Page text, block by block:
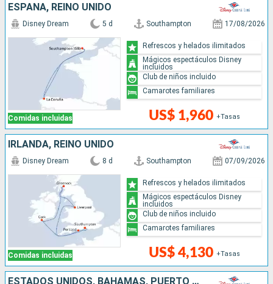
ESPAÑA, REINO UNIDO
Comidas incluidas
Disney Dream 5 d Southampton 17/08/2026
US$ 1,960 +Tasas
Refrescos y helados ilimitados
Mágicos espectáculos Disney
incluidos
Club de niños incluido
Camarotes familiares
IRLANDA, REINO UNIDO
Comidas incluidas
Disney Dream 8 d Southampton 07/09/2026
US$ 4,130 +Tasas
Refrescos y helados ilimitados
Mágicos espectáculos Disney
incluidos
Club de niños incluido
Camarotes familiares
ESTADOS UNIDOS, BAHAMAS, PUERTO RICO